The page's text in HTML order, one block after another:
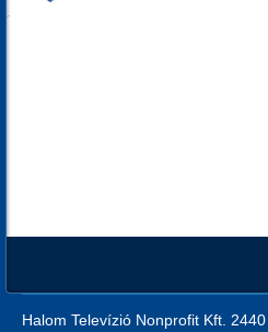
Halom Televízió Nonprofit Kft.